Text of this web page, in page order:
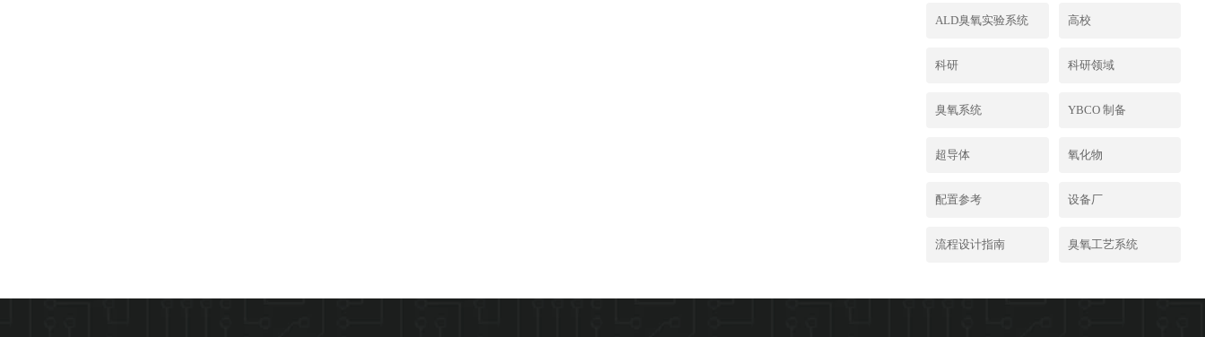
ALD臭氧实验系统 高校
科研 科研领域
臭氧系统 YBCO 制备
超导体 氧化物
配置参考 设备厂
流程设计指南 臭氧工艺系统